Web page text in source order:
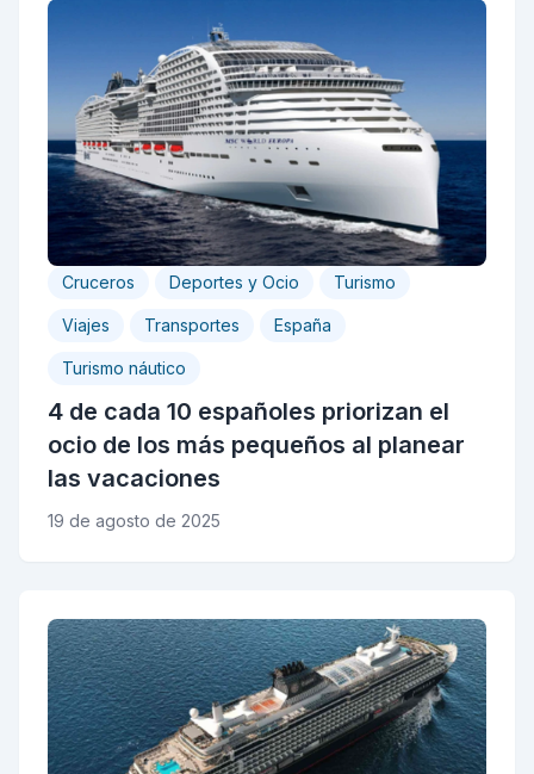
Cruceros Deportes y Ocio Turismo
Viajes Transportes España
Turismo náutico
4 de cada 10 españoles priorizan el
ocio de los más pequeños al planear
las vacaciones
19 de agosto de 2025